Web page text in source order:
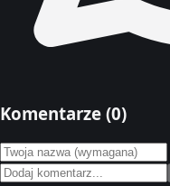
Komentarze (0)